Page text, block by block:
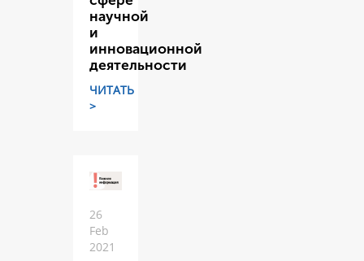
научной
и
инновационной
деятельности
ЧИТАТЬ
>
26
Feb
2021